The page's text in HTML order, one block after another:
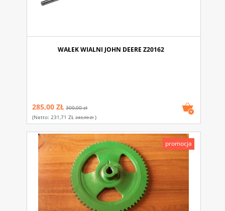
WAŁEK WIALNI JOHN DEERE Z20162
285,00 ZŁ 300,00 zł
(netto:231,71 ZŁ 243,90 Zł)
promocja